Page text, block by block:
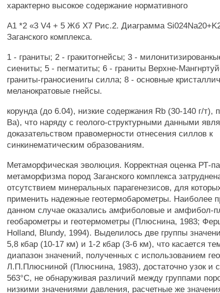
характерно высокое содержание нормативного
А1 *2 «3 V4 + 5 Жб Х7 Рис.2. Диаграмма
Заганского комплекса.
1 - граниты; 2 - гракитогнейсы; 3 -
сиениты; 5 - пегматиты; 6 - граниты Верхне-
граниты-граносиенигы силла; 8 - основные
меланократовые гнейсы.
корунда (до 6.04), низкие содержания Rb (30-140 г/
Ва), что наряду с геолого-структурными данными
доказательством правомерности отнесения силлов к
синкинематическим образованиям.
Метаморфическая эволюция. Корректная оценка РТ-
метаморфизма пород Заганского комплекса
отсутствием минеральных парагенезисов, для
применить надежные геотермобарометры. Наиболее
данном случае оказались амфиболовые и амфибол-
геобарометры и геотермометры (Плюснина, 1983;
Holland, Blundy, 1994). Выделилось две группы
5,8 кбар (10-17 км) и 1-2 кбар (3-6 км), что касается
диапазон значений, полученных с использованием
Л.П.Плюсниной (Плюснина, 1983), достаточно узок и
563°С, не обнаруживая различий между группами
низкими значениями давления, расчетные же